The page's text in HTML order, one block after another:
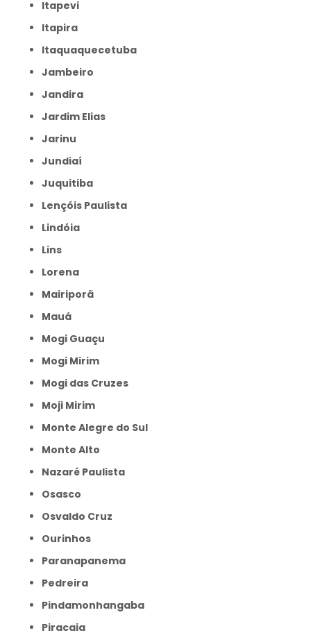
Itapevi
Itapira
Itaquaquecetuba
Jambeiro
Jandira
Jardim Elias
Jarinu
Jundiaí
Juquitiba
Lençóis Paulista
Lindóia
Lins
Lorena
Mairiporã
Mauá
Mogi Guaçu
Mogi Mirim
Mogi das Cruzes
Moji Mirim
Monte Alegre do Sul
Monte Alto
Nazaré Paulista
Osasco
Osvaldo Cruz
Ourinhos
Paranapanema
Pedreira
Pindamonhangaba
Piracaia